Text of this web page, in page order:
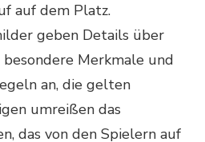
auf dem Platz.
geben Details über
besondere Merkmale und
an, die gelten
umreißen das
das von den Spielern auf